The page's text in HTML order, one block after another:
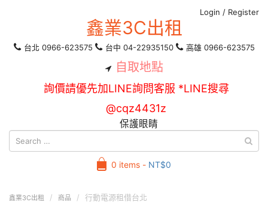
Login / Register
鑫業3C出租
台北 0966-623575 台中 04-22935150 高雄 0966-623575
自取地點
詢價請優先加LINE詢問客服 *LINE搜尋
@cqz4431z
保護眼睛
0 items - NT$0
鑫業3C出租 商品 行動電源租借台北